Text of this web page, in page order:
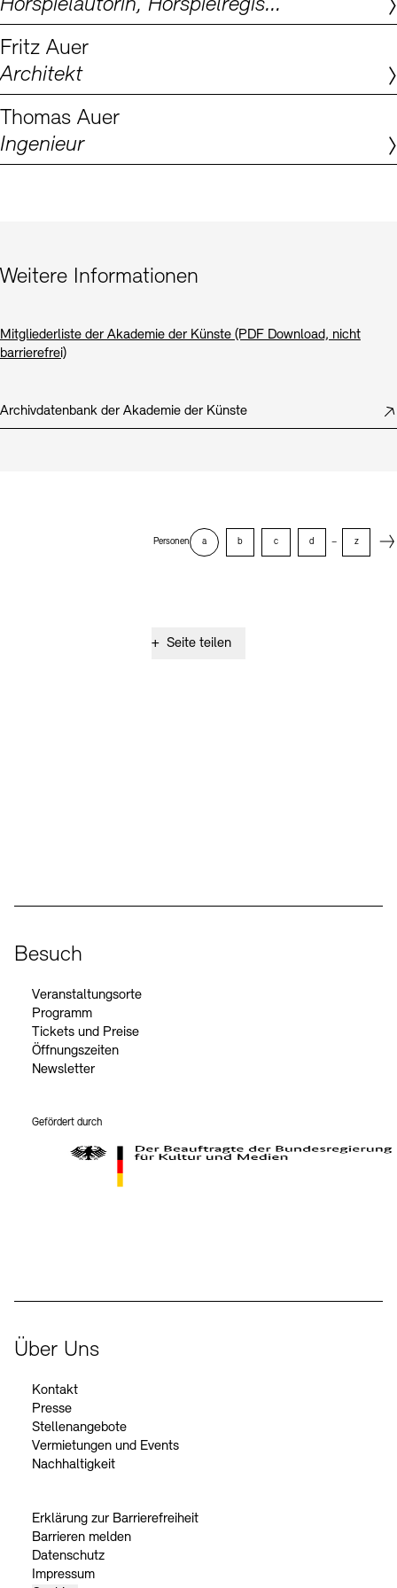
Nachhaltigkeit
Digitale Sammlungen Exil-Archive
Hörspielautorin, Hörspielregisseurin, Dramaturgin
Fritz Auer
Architekt
Thomas Auer
Ingenieur
Weitere Informationen
Mitgliederliste der Akademie der Künste (PDF Download, nicht
barrierefrei)
Archivdatenbank der Akademie der Künste
Personen a b c d – z
+ Seite teilen
Besuch
Veranstaltungsorte
Programm
Tickets und Preise
Öffnungszeiten
Newsletter
Gefördert durch
Über Uns
Kontakt
Presse
Stellenangebote
Vermietungen und Events
Nachhaltigkeit
Erklärung zur Barrierefreiheit
Barrieren melden
Datenschutz
Impressum